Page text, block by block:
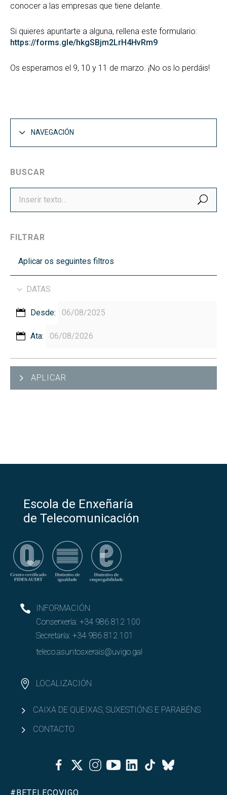
conocer a las empresas que tiene delante.
Si quieres apuntarte a alguna, rellena este formulario:
https://forms.gle/hkgSBjm2LrH4HvRm9
Os esperamos el 9, 10 y 11 de marzo. ¡No os lo perdáis!
NAVEGACIÓN
BUSCAR
FILTRAR
Aplicar os seguintes filtros
DATAS
Desde:
Ata:
APLICAR
Escola de Enxeñaría
de Telecomunicación
INFORMACIÓN
Conserxería: +34 986 812 100
Secretaría: +34 986 812 101
teleco.asuntosxerais@uvigo.gal
LOCALIZACIÓN
CAIXA DE QUEIXAS, SUXESTIÓNS E PARABÉNS
CONTACTO
FacebookTwitterInstagramYoutubeLinkedinTiktok
Bluesky
#BETELECOVIGO